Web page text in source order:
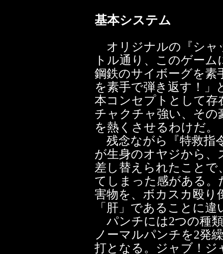
基本システム
オリジナルの『シャ
トル通り、このゲー
鋼鉄のサイボーグを素
を素手で弾き返す！」
本コンセプトとして存
チャクチャ強い、そ
を熱くさせるわけだ。
残念ながら『特救指
が生身のオヤジから
差し替えられたこと
てしまった感がある
害物を、ボカスカ殴り
「肝」であることに
パンチには2つの種
ノーマルパンチを2発
打となる。ジャブ！ジ